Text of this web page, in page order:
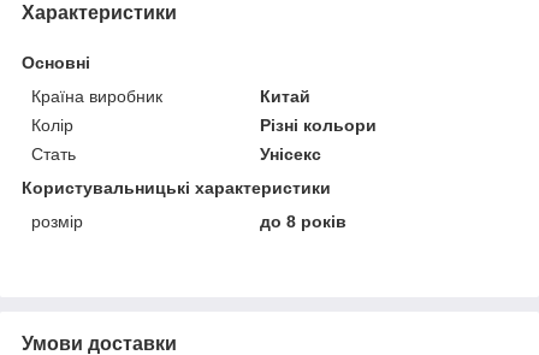
Характеристики
Основні
Країна виробник
Китай
Колір
Різні кольори
Стать
Унісекс
Користувальницькі характеристики
розмір
до 8 років
Умови доставки